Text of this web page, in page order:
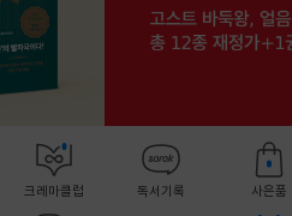
크레마클럽 독서기록 사은품